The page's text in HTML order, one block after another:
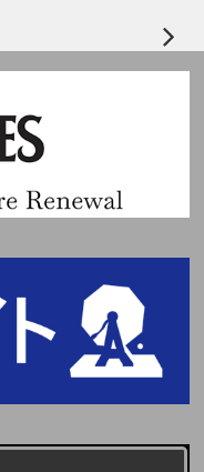
posts/news/tzfvdw
名での実施となります。
、JO以外のメンバー7名での
実施となります。
た。
も変更となっております。各
(抽選)ページより必ずご確認く
。発覚した場合は、今後のイ
品の払戻しや返金等も一切行
。お客様間での盗難・トラブ
負いかねます。
購入・ご参加ください。未成
の方の同意を得たものとみな
場合は、イベントへのご参加
等も一切行いません。イベン
。あらかじめご了承くださ
ざいます。あらかじめご了承
ません。
のご負担になり、CD商品の
イベントが中止や途中終了に
よびイベントの参加方法の詳